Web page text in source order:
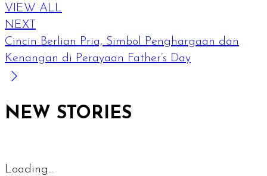
VIEW ALL
NEXT
Cincin Berlian Pria, Simbol Penghargaan dan
Kenangan di Perayaan Father’s Day
NEW STORIES
Loading...